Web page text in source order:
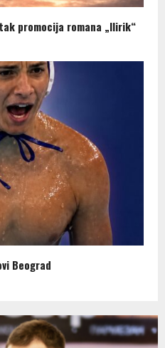
promocija romana „Ilirik“
Beograd